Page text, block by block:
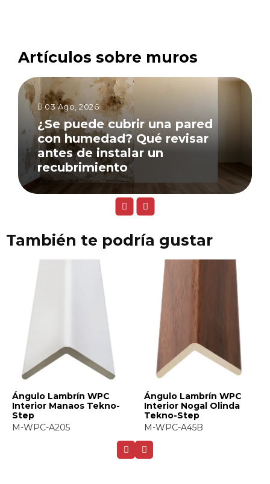
Artículos sobre muros
03 Ago, 2026
¿Se puede cubrir una pared
con humedad? Qué revisar
antes de instalar un
recubrimiento
También te podría gustar
Ángulo Lambrín WPC
Interior Manaos Tekno-
Step
M-WPC-A205
Ángulo Lambrín WPC
Interior Nogal Olinda
Tekno-Step
M-WPC-A45B